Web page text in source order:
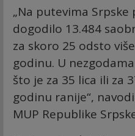
„Na putevima Srpske
dogodilo 13.484
za skoro 25 odsto
godinu. U
što je za 35 lica ili za
godinu ranije“,
MUP Republike